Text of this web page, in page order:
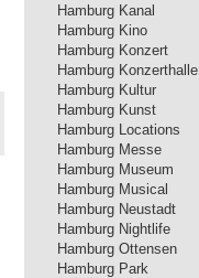
Hamburg Kanal
Hamburg Kino
Hamburg Konzert
Hamburg Konzerthalle
Hamburg Kultur
Hamburg Kunst
Hamburg Locations
Hamburg Messe
Hamburg Museum
Hamburg Musical
Hamburg Neustadt
Hamburg Nightlife
Hamburg Ottensen
Hamburg Park